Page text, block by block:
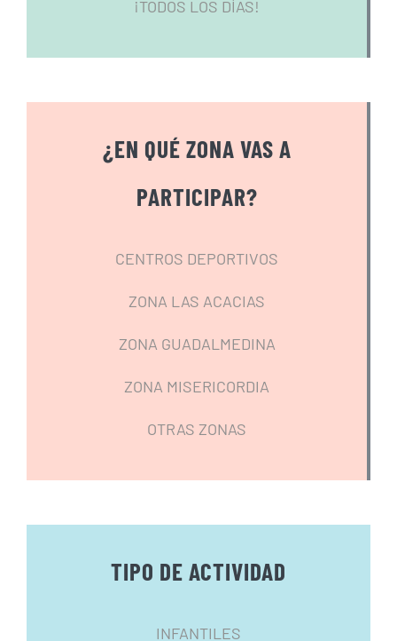
¡TODOS LOS DÍAS!
¿EN QUÉ ZONA VAS A
PARTICIPAR?
CENTROS DEPORTIVOS
ZONA LAS ACACIAS
ZONA GUADALMEDINA
ZONA MISERICORDIA
OTRAS ZONAS
TIPO DE ACTIVIDAD
INFANTILES